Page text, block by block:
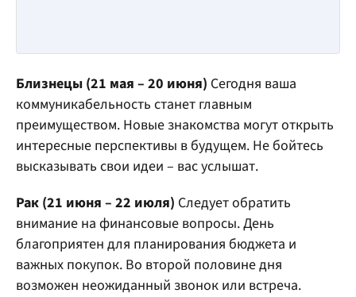
Близнецы (21 мая – 20 июня) Сегодня ваша
коммуникабельность станет главным
преимуществом. Новые знакомства могут открыть
интересные перспективы в будущем. Не бойтесь
высказывать свои идеи – вас услышат.
Рак (21 июня – 22 июля) Следует обратить
внимание на финансовые вопросы. День
благоприятен для планирования бюджета и
важных покупок. Во второй половине дня
возможен неожиданный звонок или встреча.